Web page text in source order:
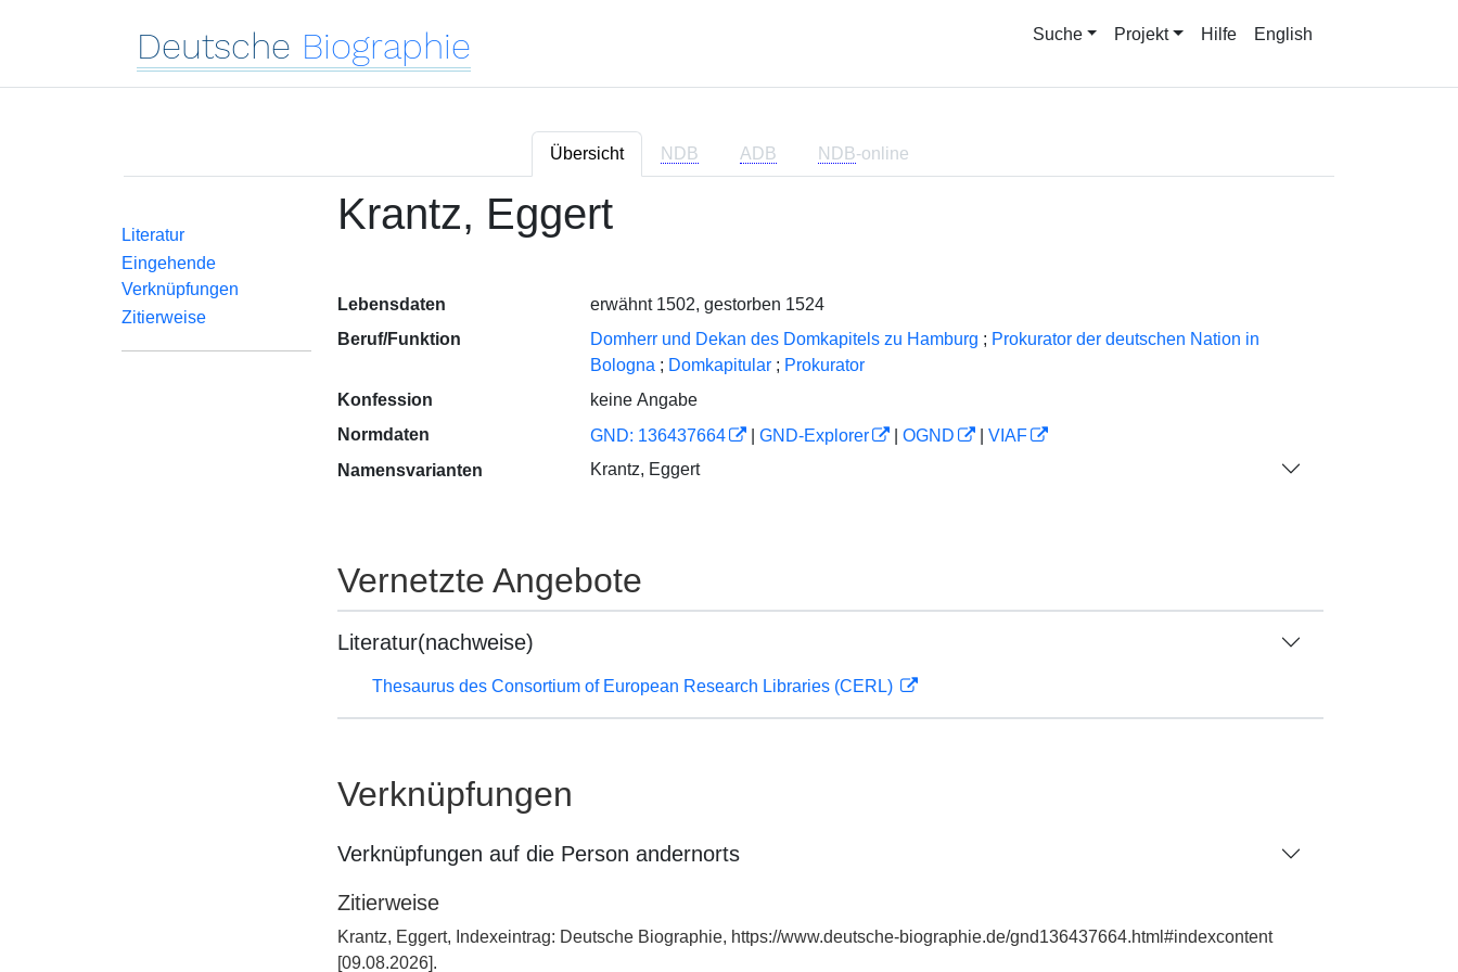
Deutsche Biographie Suche Projekt Hilfe English
Übersicht NDB ADB NDB-online
Literatur
Eingehende
Verknüpfungen
Zitierweise
Krantz, Eggert
Lebensdaten
erwähnt 1502, gestorben 1524
Beruf/Funktion
Domherr und Dekan des Domkapitels zu Hamburg ; Prokurator der deutschen Nation in
Bologna ; Domkapitular ; Prokurator
Konfession
keine Angabe
Normdaten
GND: 136437664 GND-Explorer OGND
VIAF
Namensvarianten
Krantz, Eggert
Vernetzte Angebote
Literatur(nachweise)
Thesaurus des Consortium of European Research Libraries (CERL)
Verknüpfungen
Verknüpfungen auf die Person andernorts
Zitierweise
Krantz, Eggert, Indexeintrag: Deutsche Biographie, https://www.deutsche-biographie.de/gnd136437664.html#indexcontent
[09.08.2026].